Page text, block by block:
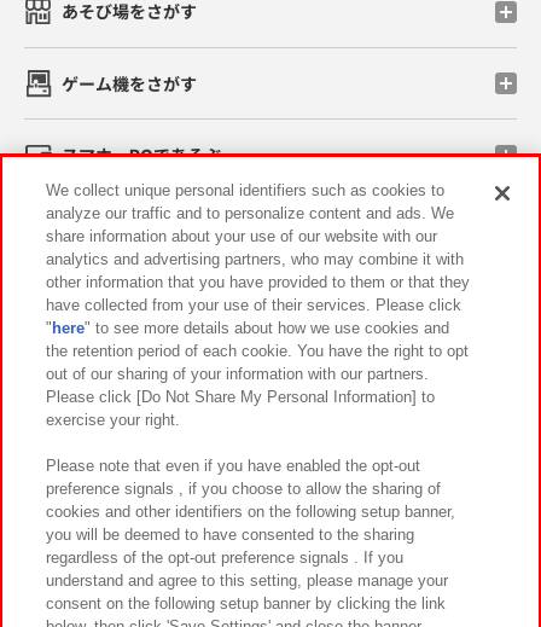
あそび場をさがす
ゲーム機をさがす
スマホ・PCであそぶ
イベント・キャンペーン
関連会社 サステナビリティ サイトポリシー
プライバシーポリシー ウェブアクセシビリティ方針と検証結果
お取引先さまとともに
カスタマーハラスメント対応方針 よくあるご質問・お問い合わせ
We collect unique personal identifiers such as cookies to
analyze our traffic and to personalize content and ads. We
share information about your use of our website with our
analytics and advertising partners, who may combine it with
other information that you have provided to them or that they
have collected from your use of their services. Please click
" here" to see more details about how we use cookies and
the retention period of each cookie. You have the right to opt
out of our sharing of your information with our partners.
Please click [Do Not Share My Personal Information] to
exercise your right.
Please note that even if you have enabled the opt-out
preference signals , if you choose to allow the sharing of
cookies and other identifiers on the following setup banner,
you will be deemed to have consented to the sharing
regardless of the opt-out preference signals . If you
understand and agree to this setting, please manage your
consent on the following setup banner by clicking the link